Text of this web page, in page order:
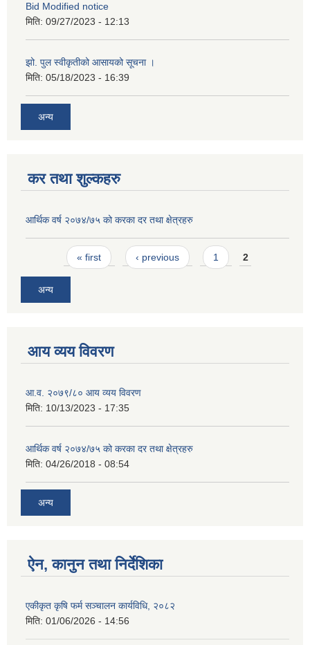
Bid Modified notice
मिति: 09/27/2023 - 12:13
झो. पुल स्वीकृतीको आसायको सूचना ।
मिति: 05/18/2023 - 16:39
अन्य
कर तथा शुल्कहरु
आर्थिक वर्ष २०७४/७५ को करका दर तथा क्षेत्रहरु
Pages« first ‹ previous 1 2
अन्य
आय व्यय विवरण
आ.व. २०७९/८० आय व्यय विवरण
मिति: 10/13/2023 - 17:35
आर्थिक वर्ष २०७४/७५ को करका दर तथा क्षेत्रहरु
मिति: 04/26/2018 - 08:54
अन्य
ऐन, कानुन तथा निर्देशिका
एकीकृत कृषि फर्म सञ्चालन कार्यविधि, २०८२
मिति: 01/06/2026 - 14:56